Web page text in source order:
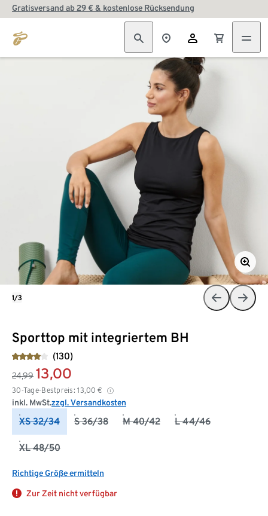
Gratisversand ab 29 € & kostenlose Rücksendung
Sporttop mit integriertem BH
(130)
24,99 13,00
30-Tage-Bestpreis: 13,00 €
inkl. MwSt.zzgl. Versandkosten
XS 32/34 S 36/38 M 40/42 L 44/46
XL 48/50
Richtige Größe ermitteln
Zur Zeit nicht verfügbar
1/3